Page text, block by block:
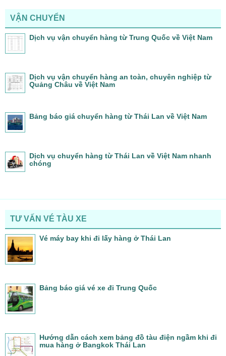
VẬN CHUYỂN
Dịch vụ vận chuyển hàng từ Trung Quốc về Việt Nam
Dịch vụ vận chuyển hàng an toàn, chuyên nghiệp từ
Quảng Châu về Việt Nam
Bảng báo giá chuyển hàng từ Thái Lan về Việt Nam
Dịch vụ chuyển hàng từ Thái Lan về Việt Nam nhanh
chóng
TƯ VẤN VÉ TÀU XE
Vé máy bay khi đi lấy hàng ở Thái Lan
Bảng báo giá vé xe đi Trung Quốc
Hướng dẫn cách xem bảng đồ tàu điện ngầm khi đi
mua hàng ở Bangkok Thái Lan